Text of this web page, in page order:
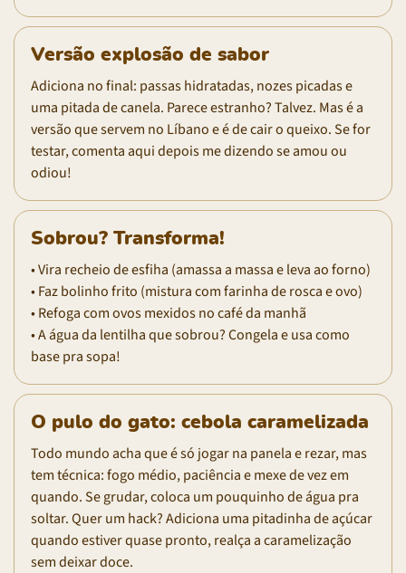
Versão explosão de sabor
Adiciona no final: passas hidratadas, nozes picadas e
uma pitada de canela. Parece estranho? Talvez. Mas é a
versão que servem no Líbano e é de cair o queixo. Se for
testar, comenta aqui depois me dizendo se amou ou
odiou!
Sobrou? Transforma!
• Vira recheio de esfiha (amassa a massa e leva ao forno)
• Faz bolinho frito (mistura com farinha de rosca e ovo)
• Refoga com ovos mexidos no café da manhã
• A água da lentilha que sobrou? Congela e usa como
base pra sopa!
O pulo do gato: cebola caramelizada
Todo mundo acha que é só jogar na panela e rezar, mas
tem técnica: fogo médio, paciência e mexe de vez em
quando. Se grudar, coloca um pouquinho de água pra
soltar. Quer um hack? Adiciona uma pitadinha de açúcar
quando estiver quase pronto, realça a caramelização
sem deixar doce.